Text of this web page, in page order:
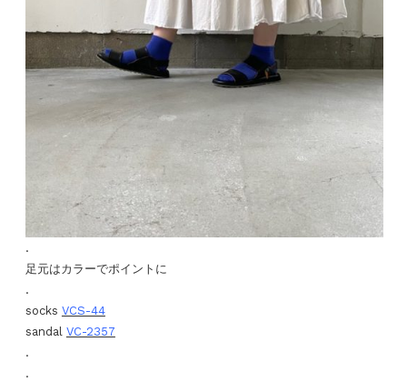
.
足元はカラーでポイントに
.
socks VCS-44
sandal VC-2357
.
.